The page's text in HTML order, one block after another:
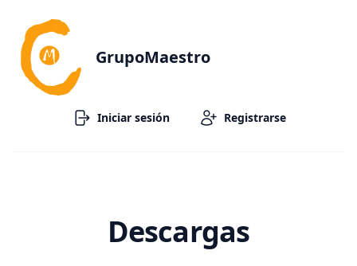
GrupoMaestro
Iniciar sesión Registrarse
Descargas